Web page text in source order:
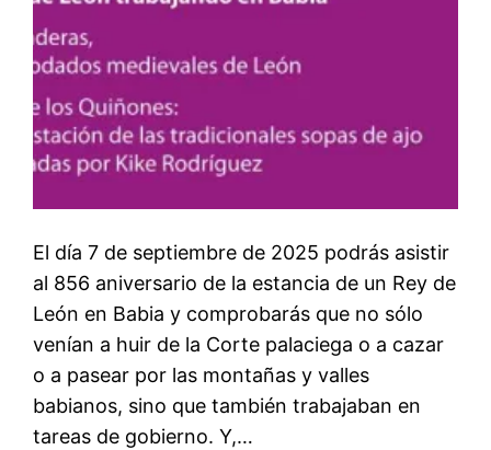
El día 7 de septiembre de 2025 podrás asistir
al 856 aniversario de la estancia de un Rey de
León en Babia y comprobarás que no sólo
venían a huir de la Corte palaciega o a cazar
o a pasear por las montañas y valles
babianos, sino que también trabajaban en
tareas de gobierno. Y,…